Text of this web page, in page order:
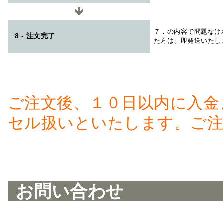
8 - 注文完了
７．の内容で問題な
た方は、即発送いたし
ご注文後、１０日以内に入
セル扱いといたします。ご
お問い合わせ